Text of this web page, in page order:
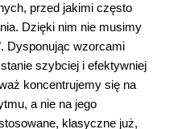
przed jakimi często
Dzięki nim nie musimy
Dysponując wzorcami
szybciej i efektywniej
koncentrujemy się na
a nie na jego
klasyczne już,